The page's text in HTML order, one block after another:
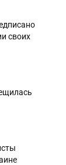
своих